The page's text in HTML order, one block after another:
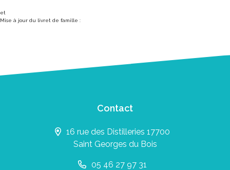
et
Mise à jour du livret de famille :
Contact
16 rue des Distilleries 17700
Saint Georges du Bois
05 46 27 97 31